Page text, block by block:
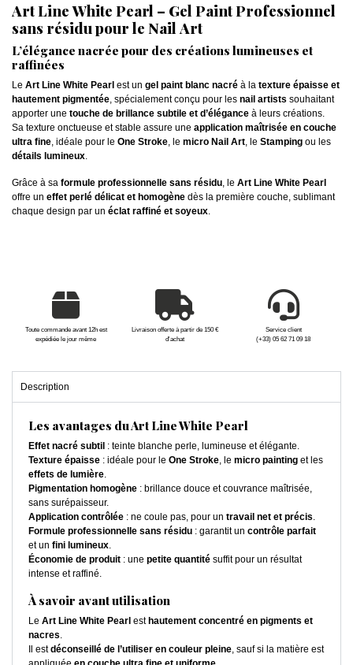
Art Line White Pearl – Gel Paint Professionnel
sans résidu pour le Nail Art
L’élégance nacrée pour des créations lumineuses et
raffinées
Le Art Line White Pearl est un gel paint blanc nacré à la texture épaisse et
hautement pigmentée, spécialement conçu pour les nail artists souhaitant
apporter une touche de brillance subtile et d’élégance à leurs créations.
Sa texture onctueuse et stable assure une application maîtrisée en couche
ultra fine, idéale pour le One Stroke, le micro Nail Art, le Stamping ou les
détails lumineux.
Grâce à sa formule professionnelle sans résidu, le Art Line White Pearl
offre un effet perlé délicat et homogène dès la première couche, sublimant
chaque design par un éclat raffiné et soyeux.
Toute commande avant 12h est
expédiée le jour même
Livraison offerte à partir de 150 €
d'achat
Service client
(+33) 05 62 71 09 18
Description
Les avantages du Art Line White Pearl
Effet nacré subtil : teinte blanche perle, lumineuse et élégante.
Texture épaisse : idéale pour le One Stroke, le micro painting et les
effets de lumière.
Pigmentation homogène : brillance douce et couvrance maîtrisée,
sans surépaisseur.
Application contrôlée : ne coule pas, pour un travail net et précis.
Formule professionnelle sans résidu : garantit un contrôle parfait
et un fini lumineux.
Économie de produit : une petite quantité suffit pour un résultat
intense et raffiné.
À savoir avant utilisation
Le Art Line White Pearl est hautement concentré en pigments et
nacres.
Il estdéconseillé de l’utiliser en couleur pleine, sauf si la matière est